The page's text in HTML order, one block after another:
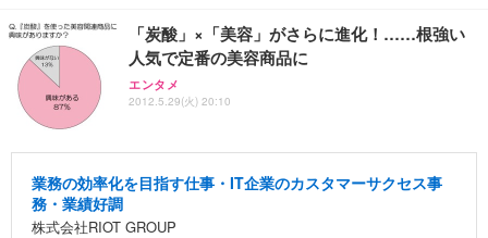
「炭酸」×「美容」がさらに進化！……根強い
人気で定番の美容商品に
エンタメ
2012.5.29(火) 20:10
業務の効率化を目指す仕事・IT企業のカスタマーサクセス事
務・業績好調
株式会社RIOT GROUP